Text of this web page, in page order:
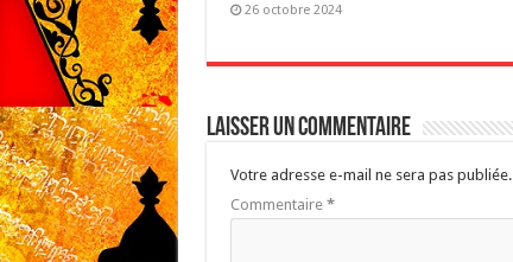
26 octobre 2024
Laisser un commentaire
Votre adresse e-mail ne sera pas publiée.
Commentaire *